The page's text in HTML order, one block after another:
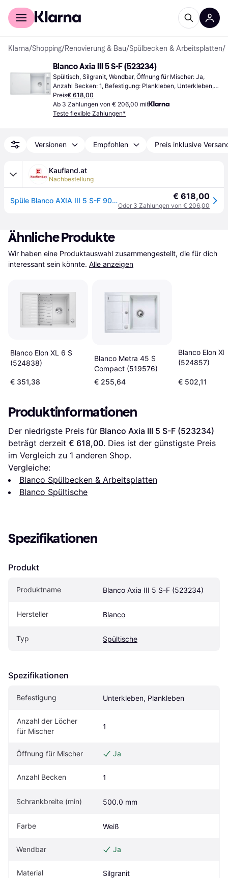
Für Shopper
Klarna/Shopping/Renovierung & Bau/Spülbecken & Arbeitsplatten/
Blanco Axia III 5 S-F (523234)
Spültisch, Silgranit, Wendbar, Öffnung für Mischer: Ja,
Anzahl Becken: 1, Befestigung: Plankleben, Unterkleben,
Schrankbreite (min): 500 mm
Preis€ 618,00
Ab 3 Zahlungen von € 206,00 mit
Teste flexible Zahlungen*
Versionen Empfohlen Preis inklusive
Kaufland.at
Nachbestellung
Spüle Blanco AXIA III 5 S-F 905 x 500 mm weiß ohne Multifunktionsschale 523234 € 618,00
Oder 3 Zahlungen von € 206,00
Ähnliche Produkte
Wir haben eine Produktauswahl zusammengestellt, die für dich
interessant sein könnte. Alle anzeigen
Blanco Elon XL 6 S
(524838)
€ 351,38
Blanco Metra 45 S
Compact (519576)
€ 255,64
Blanco Elon
(524857)
€ 502,11
Produktinformationen
Der niedrigste Preis für Blanco Axia III 5 S-F (523234)
beträgt derzeit € 618,00. Dies ist der günstigste Preis
im Vergleich zu 1 anderen Shop.
Vergleiche:
Blanco Spülbecken & Arbeitsplatten
Blanco Spültische
Spezifikationen
Produkt
Produktname Blanco Axia III 5 S-F (523234)
Hersteller Blanco
Typ Spültische
Spezifikationen
Befestigung Unterkleben, Plankleben
Anzahl der Löcher
für Mischer
1
Öffnung für Mischer Ja
Anzahl Becken 1
Schrankbreite (min) 500.0 mm
Farbe Weiß
Wendbar Ja
Material Silgranit